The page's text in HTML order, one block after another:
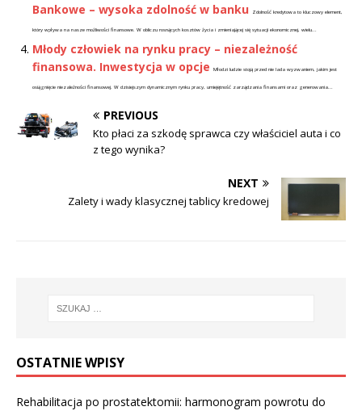
Bankowe – wysoka zdolność w banku
Zdolność kredytowa to kluczowy element,
który wpływa na nasze możliwości finansowe. W obliczu rosnących kosztów życia i zmieniającej się sytuacji ekonomicznej, wielu...
Młody człowiek na rynku pracy – niezależność
finansowa. Inwestycja w opcje
Młodzi ludzie stoją przed nie lada wyzwaniem, jakim jest
osiągnięcie niezależności finansowej. W dzisiejszym dynamicznym rynku pracy, umiejętność zarządzania finansami oraz generowania...
PREVIOUS
Kto płaci za szkodę sprawca czy właściciel auta i co
z tego wynika?
NEXT
Zalety i wady klasycznej tablicy kredowej
OSTATNIE WPISY
Rehabilitacja po prostatektomii: harmonogram powrotu do